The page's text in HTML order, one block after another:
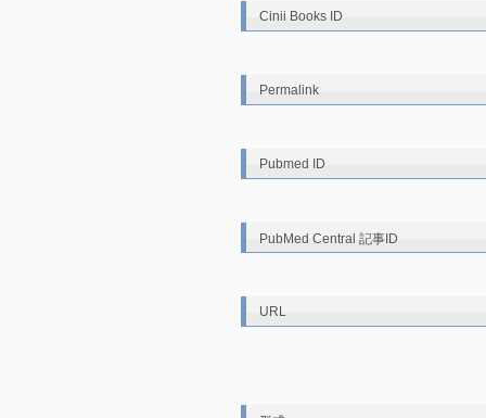
Cinii Books ID
Permalink
Pubmed ID
PubMed Central 記事ID
URL